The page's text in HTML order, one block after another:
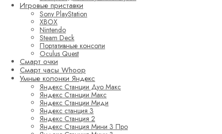
Игровые приставки
Sony PlayStation
XBOX
Nintendo
Steam Deck
Портативные консоли
Oculus Quest
Смарт очки
Смарт часы Whoop
Умные колонки Яндекс
Яндекс Станции Дуо Макс
Яндекс Станции Макс
Яндекс Станции Миди
Яндекс станция 3
Яндекс Станция 2
Яндекс Станция Мини 3 Про